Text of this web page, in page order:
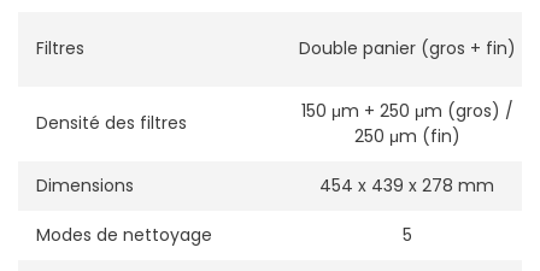
Filtres Double panier (gros + fin)
Densité des filtres
150 μm + 250 μm (gros) /
250 μm (fin)
Dimensions 454 x 439 x 278 mm
Modes de nettoyage 5